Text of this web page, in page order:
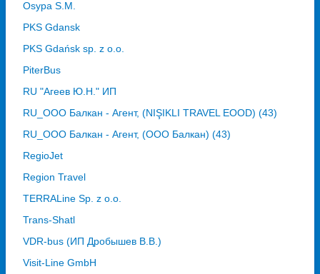
Osypa S.M.
PKS Gdansk
PKS Gdańsk sp. z o.o.
PiterBus
RU "Агеев Ю.Н." ИП
RU_ООО Балкан - Агент, (NIŞIKLI TRAVEL EOOD) (43)
RU_ООО Балкан - Агент, (ООО Балкан) (43)
RegioJet
Region Travel
TERRALine Sp. z o.o.
Trans-Shatl
VDR-bus (ИП Дробышев В.В.)
Visit-Line GmbH